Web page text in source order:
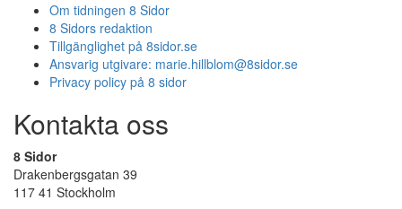
Om tidningen 8 Sidor
8 Sidors redaktion
Tillgänglighet på 8sidor.se
Ansvarig utgivare: marie.hillblom@8sidor.se
Privacy policy på 8 sidor
Kontakta oss
8 Sidor
Drakenbergsgatan 39
117 41 Stockholm